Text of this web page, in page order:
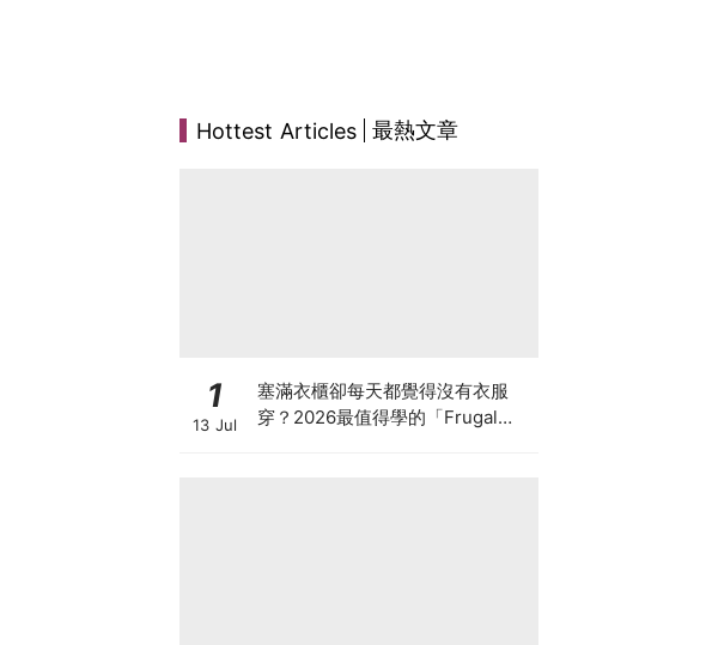
Hottest Articles 最熱文章
1
13 Jul
塞滿衣櫃卻每天都覺得沒有衣服
穿？2026最值得學的「Frugal